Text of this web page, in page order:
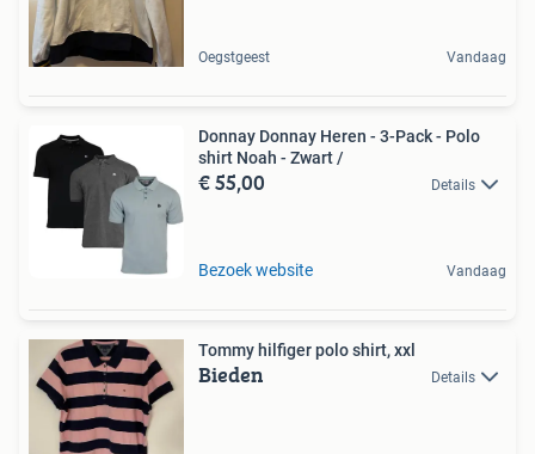
Oegstgeest Vandaag
Donnay Donnay Heren - 3-Pack - Polo
shirt Noah - Zwart /
€ 55,00 Details
Bezoek website Vandaag
Tommy hilfiger polo shirt, xxl
Bieden Details